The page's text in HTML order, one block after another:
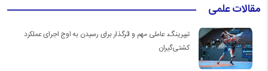
مقالات علمی
تیپرینگ، عاملی مهم و اثرگذار برای رسیدن به اوج اجرای عملکرد
کشتی‌گیران